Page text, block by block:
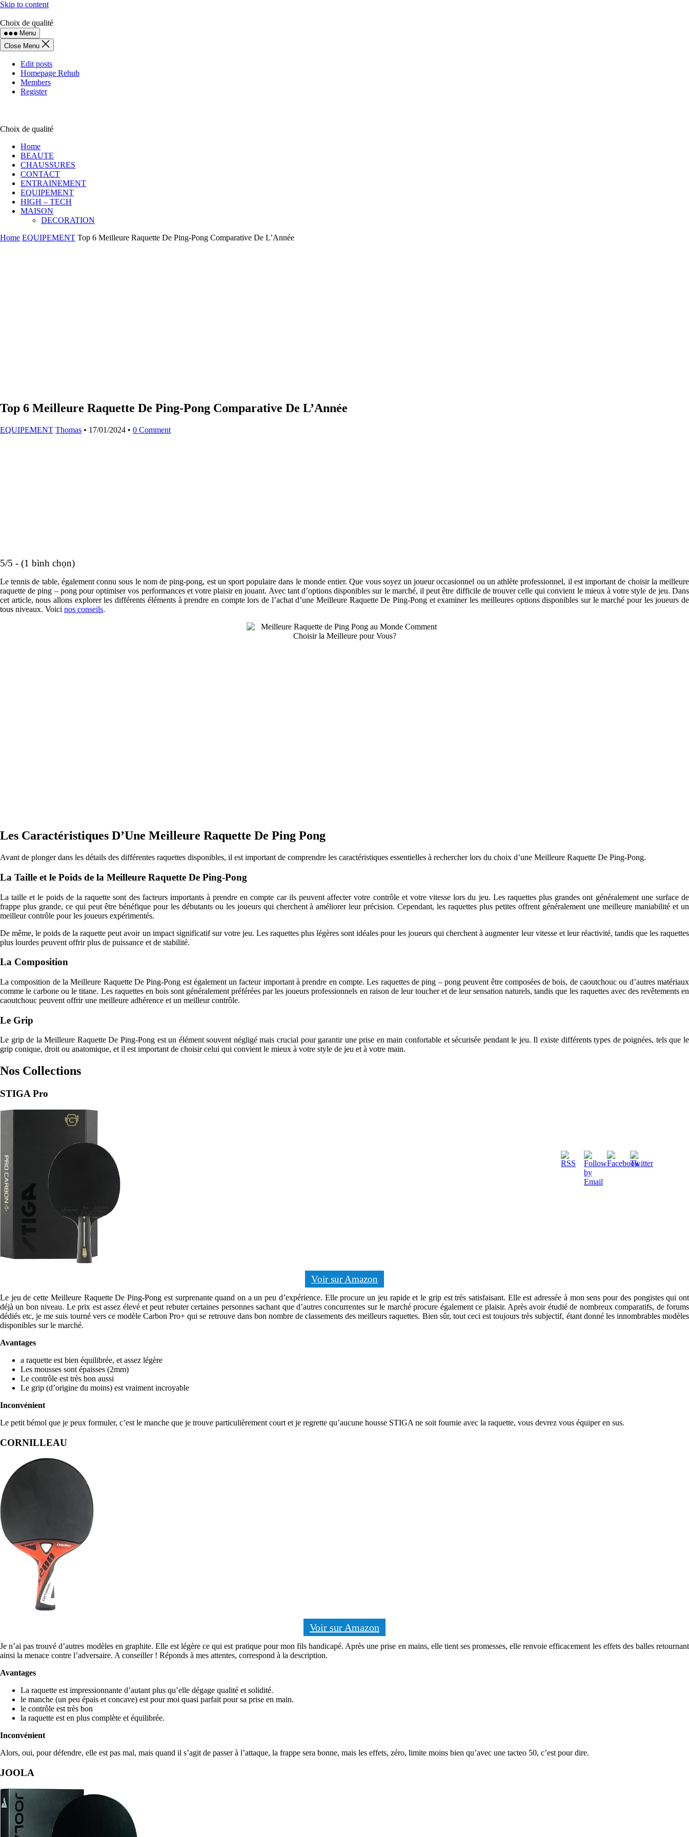
Skip to content
Choix de qualité
Menu
Close Menu
Edit posts
Homepage Rehub
Members
Register
Choix de qualité
Home
BEAUTE
CHAUSSURES
CONTACT
ENTRAINEMENT
EQUIPEMENT
HIGH – TECH
MAISON
DECORATION
Home EQUIPEMENT Top 6 Meilleure Raquette De Ping-Pong Comparative De L’Année
Top 6 Meilleure Raquette De Ping-Pong Comparative De L’Année
EQUIPEMENT Thomas • 17/01/2024 • 0 Comment
5/5 - (1 bình chọn)
Le tennis de table, également connu sous le nom de ping-pong, est un sport populaire dans le monde entier. Que vous soyez un joueur occasionnel ou un athlète professionnel, il est important de choisir la meilleure
raquette de ping – pong pour optimiser vos performances et votre plaisir en jouant. Avec tant d’options disponibles sur le marché, il peut être difficile de trouver celle qui convient le mieux à votre style de jeu. Dans
cet article, nous allons explorer les différents éléments à prendre en compte lors de l’achat d’une Meilleure Raquette De Ping-Pong et examiner les meilleures options disponibles sur le marché pour les joueurs de
tous niveaux. Voici nos conseils.
Les Caractéristiques D’Une Meilleure Raquette De Ping Pong
Avant de plonger dans les détails des différentes raquettes disponibles, il est important de comprendre les caractéristiques essentielles à rechercher lors du choix d’une Meilleure Raquette De Ping-Pong.
La Taille et le Poids de la Meilleure Raquette De Ping-Pong
La taille et le poids de la raquette sont des facteurs importants à prendre en compte car ils peuvent affecter votre contrôle et votre vitesse lors du jeu. Les raquettes plus grandes ont généralement une surface de
frappe plus grande, ce qui peut être bénéfique pour les débutants ou les joueurs qui cherchent à améliorer leur précision. Cependant, les raquettes plus petites offrent généralement une meilleure maniabilité et un
meilleur contrôle pour les joueurs expérimentés.
De même, le poids de la raquette peut avoir un impact significatif sur votre jeu. Les raquettes plus légères sont idéales pour les joueurs qui cherchent à augmenter leur vitesse et leur réactivité, tandis que les raquettes
plus lourdes peuvent offrir plus de puissance et de stabilité.
La Composition
La composition de la Meilleure Raquette De Ping-Pong est également un facteur important à prendre en compte. Les raquettes de ping – pong peuvent être composées de bois, de caoutchouc ou d’autres matériaux
comme le carbone ou le titane. Les raquettes en bois sont généralement préférées par les joueurs professionnels en raison de leur toucher et de leur sensation naturels, tandis que les raquettes avec des revêtements en
caoutchouc peuvent offrir une meilleure adhérence et un meilleur contrôle.
Le Grip
Le grip de la Meilleure Raquette De Ping-Pong est un élément souvent négligé mais crucial pour garantir une prise en main confortable et sécurisée pendant le jeu. Il existe différents types de poignées, tels que le
grip conique, droit ou anatomique, et il est important de choisir celui qui convient le mieux à votre style de jeu et à votre main.
Nos Collections
STIGA Pro
Voir sur Amazon
Le jeu de cette Meilleure Raquette De Ping-Pong est surprenante quand on a un peu d’expérience. Elle procure un jeu rapide et le grip est très satisfaisant. Elle est adressée à mon sens pour des pongistes qui ont
déjà un bon niveau. Le prix est assez élevé et peut rebuter certaines personnes sachant que d’autres concurrentes sur le marché procure également ce plaisir. Après avoir étudié de nombreux comparatifs, de forums
dédiés etc, je me suis tourné vers ce modèle Carbon Pro+ qui se retrouve dans bon nombre de classements des meilleurs raquettes. Bien sûr, tout ceci est toujours très subjectif, étant donné les innombrables modèles
disponibles sur le marché.
Avantages
a raquette est bien équilibrée, et assez légère
Les mousses sont épaisses (2mm)
Le contrôle est très bon aussi
Le grip (d’origine du moins) est vraiment incroyable
Inconvénient
Le petit bémol que je peux formuler, c’est le manche que je trouve particulièrement court et je regrette qu’aucune housse STIGA ne soit fournie avec la raquette, vous devrez vous équiper en sus.
CORNILLEAU
Voir sur Amazon
Je n’ai pas trouvé d’autres modèles en graphite. Elle est légère ce qui est pratique pour mon fils handicapé. Après une prise en mains, elle tient ses promesses, elle renvoie efficacement les effets des balles retournant
ainsi la menace contre l’adversaire. A conseiller ! Réponds à mes attentes, correspond à la description.
Avantages
La raquette est impressionnante d’autant plus qu’elle dégage qualité et solidité.
le manche (un peu épais et concave) est pour moi quasi parfait pour sa prise en main.
le contrôle est très bon
la raquette est en plus complète et équilibrée.
Inconvénient
Alors, oui, pour défendre, elle est pas mal, mais quand il s’agit de passer à l’attaque, la frappe sera bonne, mais les effets, zéro, limite moins bien qu’avec une tacteo 50, c’est pour dire.
JOOLA